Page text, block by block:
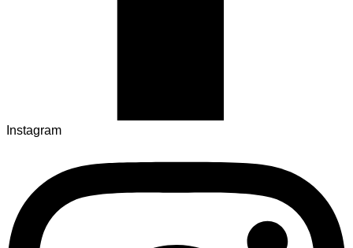
Instagram